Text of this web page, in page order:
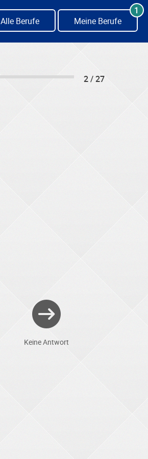
Alle Berufe Meine Berufe
1
2 / 27
Keine Antwort